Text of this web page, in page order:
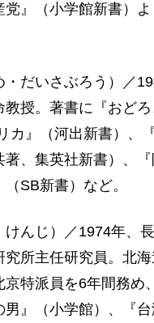
』（小学館新書）
だいさぶろう）／
教授。著書に『おど
カ』（河出新書）、
、集英社新書）、
SB新書）など。
んじ）／1974年、
究所主任研究員。北
特派員を6年間務め
』（小学館）、『